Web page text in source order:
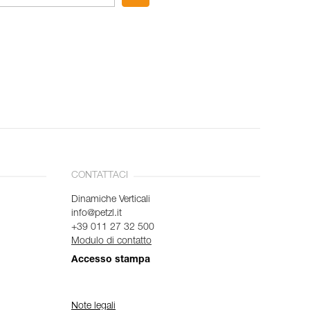
CONTATTACI
Dinamiche Verticali
info@petzl.it
+39 011 27 32 500
Modulo di contatto
Accesso stampa
Note legali